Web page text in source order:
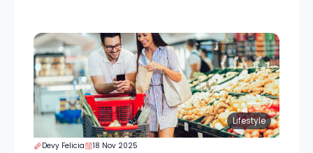
Lifestyle
Devy Felicia 18 Nov 2025